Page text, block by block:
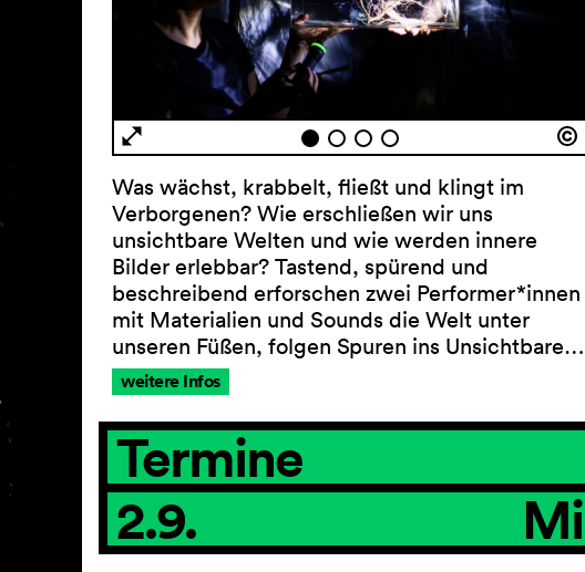
Was wächst, krabbelt, fließt und klingt im
Verborgenen? Wie erschließen wir uns
unsichtbare Welten und wie werden innere
Bilder erlebbar? Tastend, spürend und
beschreibend erforschen zwei Performer*innen
mit Materialien und Sounds die Welt unter
unseren Füßen, folgen Spuren ins Unsichtbare…
weitere Infos
Termine
2.9.
Mi